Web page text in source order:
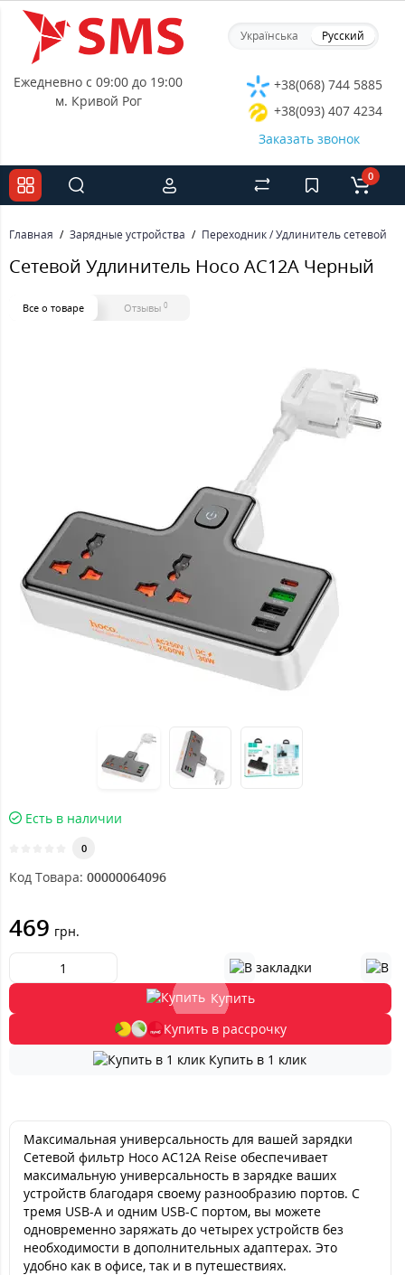
Українська Русский
Ежедневно с 09:00 до 19:00
м. Кривой Рог
+38(068) 744 5885
+38(093) 407 4234
Заказать звонок
0
Главная Зарядные устройства Переходник / Удлинитель сетевой
Сетевой Удлинитель Hoco AC12A Черный
Все о товаре Отзывы 0
Есть в наличии
0
Код Товара: 00000064096
469 грн.
Купить
Купить в рассрочку
Купить в 1 клик
Максимальная универсальность для вашей зарядки
Сетевой фильтр Hoco AC12A Reise обеспечивает
максимальную универсальность в зарядке ваших
устройств благодаря своему разнообразию портов. С
тремя USB-A и одним USB-C портом, вы можете
одновременно заряжать до четырех устройств без
необходимости в дополнительных адаптерах. Это
удобно как в офисе, так и в путешествиях.